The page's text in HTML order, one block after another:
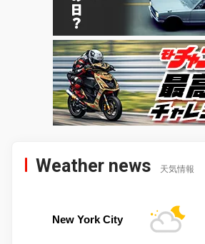
Weather news 天気情報
New York City